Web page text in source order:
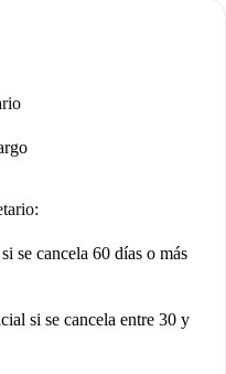
si se cancela 60 días o más
si se cancela entre 30 y